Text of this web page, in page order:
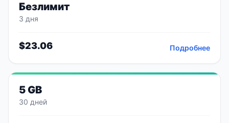
Безлимит
3 дня
$23.06 Подробнее
5 GB
30 дней